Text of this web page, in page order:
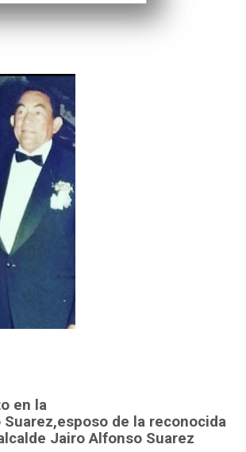
en la
de la reconocida
Jairo Alfonso Suarez